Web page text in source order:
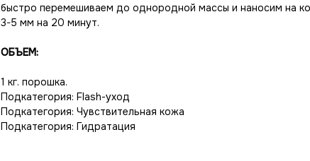
быстро перемешиваем до однородной массы и наносим на
3-5 мм на 20 минут.
ОБЪЕМ:
1 кг. порошка.
Подкатегория: Flash-уход
Подкатегория: Чувствительная кожа
Подкатегория: Гидратация